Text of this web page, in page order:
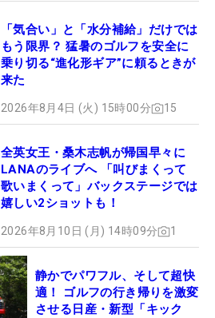
「気合い」と「水分補給」だけでは
もう限界？ 猛暑のゴルフを安全に
乗り切る“進化形ギア”に頼るときが
来た
2026年8月4日 (火) 15時00分 15
全英女王・桑木志帆が帰国早々に
LANAのライブへ 「叫びまくって
歌いまくって」バックステージでは
嬉しい2ショットも！
2026年8月10日 (月) 14時09分 1
静かでパワフル、そして超快
適！ ゴルフの行き帰りを激変
させる日産・新型「キック